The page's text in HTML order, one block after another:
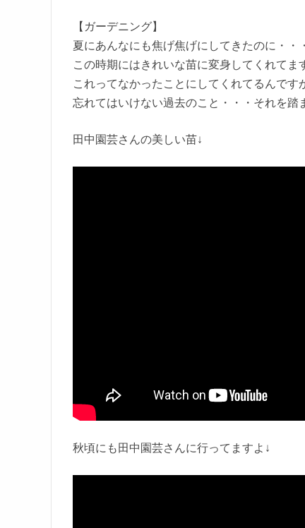
【ガーデニング】
夏にあんなにも焦げ焦げにしてきたのに・・・
この時期にはきれいな苗に変身してくれてま
これってなかったことにしてくれてるんです
忘れてはいけない過去のこと・・・それを踏
田中園芸さんの美しい苗↓
秋頃にも田中園芸さんに行ってますよ↓